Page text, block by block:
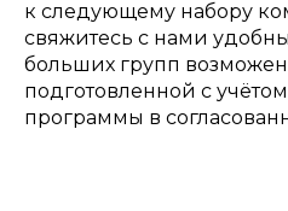
к следующему набору
свяжитесь с нами
больших групп возможен
подготовленной с
программы в